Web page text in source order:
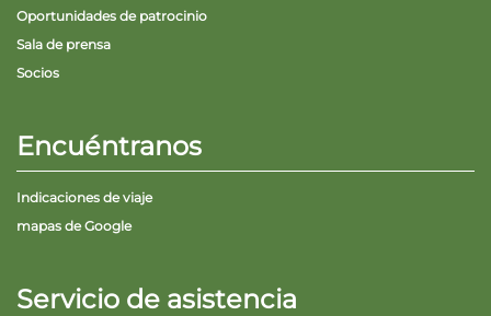
Oportunidades de patrocinio
Sala de prensa
Socios
Encuéntranos
Indicaciones de viaje
mapas de Google
Servicio de asistencia